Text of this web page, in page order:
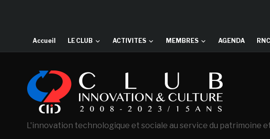
Accueil LE CLUB ACTIVITES MEMBRES AGENDA RNCI
L'innovation technologique et sociale au service du patrimoine